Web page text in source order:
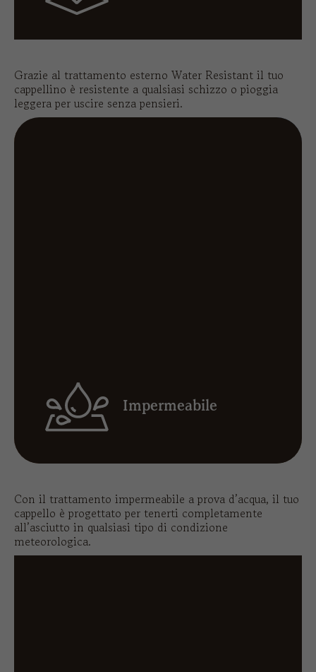
Grazie al trattamento esterno Water Resistant il tuo
cappellino è resistente a qualsiasi schizzo o pioggia
leggera per uscire senza pensieri.
Impermeabile
Con il trattamento impermeabile a prova d’acqua, il tuo
cappello è progettato per tenerti completamente
all’asciutto in qualsiasi tipo di condizione
meteorologica.